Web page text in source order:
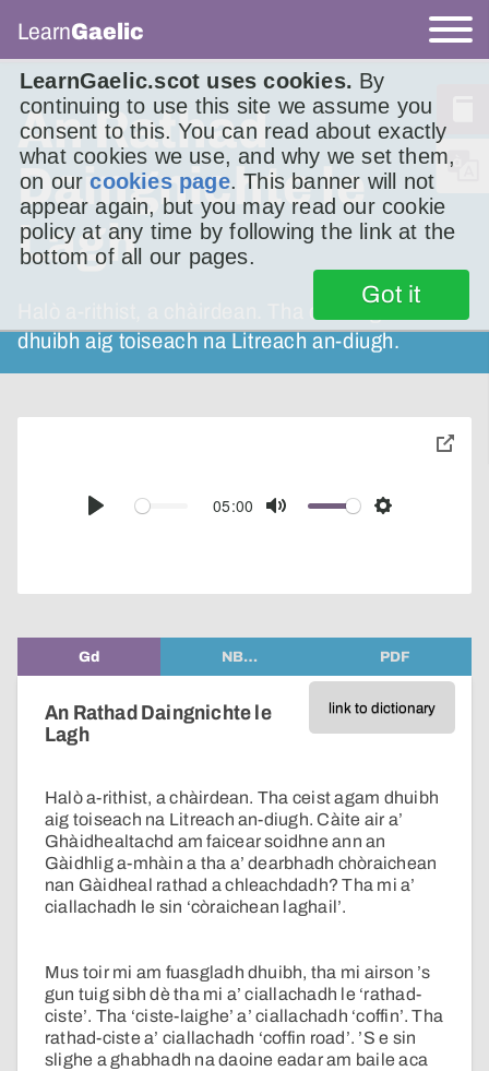
LearnGaelic.scot uses cookies. By
continuing to use this site we assume you
consent to this. You can read about exactly
what cookies we use, and why we set them,
on ourcookies page. This banner will not
appear again, but you may read our cookie
policy at any time by following the link at the
bottom of all our pages.
Got it
LearnGaelic
An Rathad
Daingnichte le
Lagh
Halò a-rithist, a chàirdean. Tha ceist agam
dhuibh aig toiseach na Litreach an-diugh.
Play
05:00
Mute Settings
toggle
Gd NB… PDF
link to dictionary
An Rathad Daingnichte le
Lagh
Halò a-rithist, a chàirdean. Tha ceist agam dhuibh
aig toiseach na Litreach an-diugh. Càite air a’
Ghàidhealtachd am faicear soidhne ann an
Gàidhlig a-mhàin a tha a’ dearbhadh chòraichean
nan Gàidheal rathad a chleachdadh? Tha mi a’
ciallachadh le sin ‘còraichean laghail’.
Mus toir mi am fuasgladh dhuibh, tha mi airson ’s
gun tuig sibh dè tha mi a’ ciallachadh le ‘rathad-
ciste’. Tha ‘ciste-laighe’ a’ ciallachadh ‘coffin’. Tha
rathad-ciste a’ ciallachadh ‘coffin road’. ’S e sin
slighe a ghabhadh na daoine eadar am baile aca